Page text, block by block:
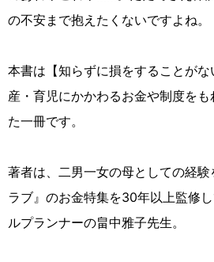
の不安まで抱えたくないですよね。
本書は【知らずに損をすることが
産・育児にかかわるお金や制度を
た一冊です。
著者は、二男一女の母としての経
ラブ』のお金特集を30年以上監修
ルプランナーの畠中雅子先生。